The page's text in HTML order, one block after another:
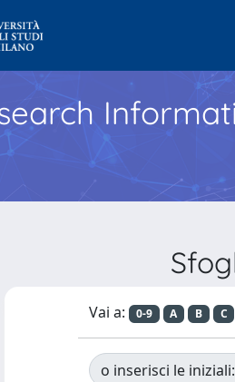
Vai a: 0-9 A B C
o inserisci le iniziali: